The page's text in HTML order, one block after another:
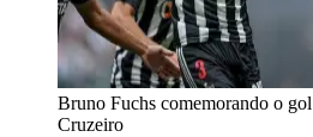
Bruno Fuchs comemorando o
Cruzeiro